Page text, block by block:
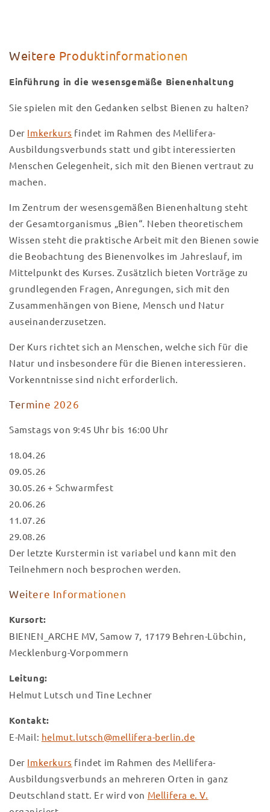
Weitere Produktinformationen
Einführung in die wesensgemäße Bienenhaltung
Sie spielen mit den Gedanken selbst Bienen zu halten?
Der Imkerkurs findet im Rahmen des Mellifera-
Ausbildungsverbunds statt und gibt interessierten
Menschen Gelegenheit, sich mit den Bienen vertraut zu
machen.
Im Zentrum der wesensgemäßen Bienenhaltung steht
der Gesamtorganismus „Bien“. Neben theoretischem
Wissen steht die praktische Arbeit mit den Bienen sowie
die Beobachtung des Bienenvolkes im Jahreslauf, im
Mittelpunkt des Kurses. Zusätzlich bieten Vorträge zu
grundlegenden Fragen, Anregungen, sich mit den
Zusammenhängen von Biene, Mensch und Natur
auseinanderzusetzen.
Der Kurs richtet sich an Menschen, welche sich für die
Natur und insbesondere für die Bienen interessieren.
Vorkenntnisse sind nicht erforderlich.
Termine 2026
Samstags von 9:45 Uhr bis 16:00 Uhr
18.04.26
09.05.26
30.05.26 + Schwarmfest
20.06.26
11.07.26
29.08.26
Der letzte Kurstermin ist variabel und kann mit den
Teilnehmern noch besprochen werden.
Weitere Informationen
Kursort:
BIENEN _ARCHE MV, Samow 7, 17179 Behren-Lübchin,
Mecklenburg-Vorpommern
Leitung:
Helmut Lutsch und Tine Lechner
Kontakt:
E-Mail: helmut.lutsch@mellifera-berlin.de
Der Imkerkurs findet im Rahmen des Mellifera-
Ausbildungsverbunds an mehreren Orten in ganz
Deutschland statt. Er wird von Mellifera e. V.